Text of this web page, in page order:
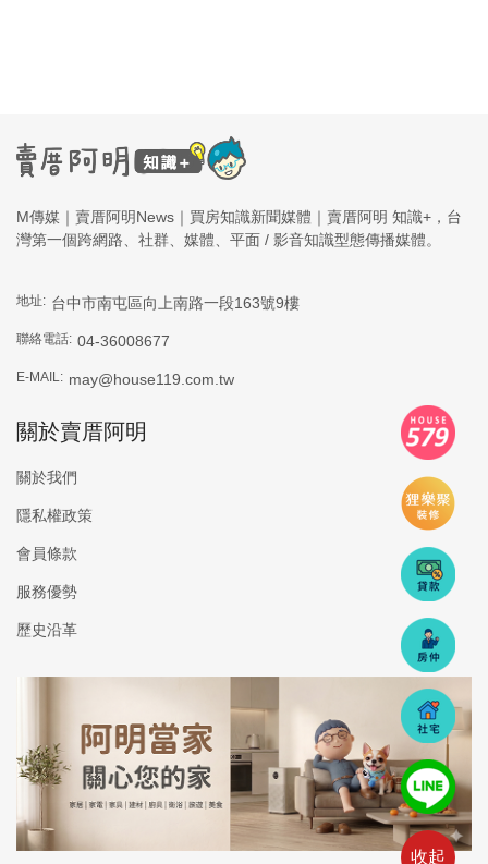
收起
M傳媒｜賣厝阿明News｜買房知識新聞媒體｜賣厝阿明 知識+，台
灣第一個跨網路、社群、媒體、平面 / 影音知識型態傳播媒體。
地址: 台中市南屯區向上南路一段163號9樓
聯絡電話: 04-36008677
E-MAIL: may@house119.com.tw
關於賣厝阿明
關於我們
隱私權政策
會員條款
服務優勢
歷史沿革